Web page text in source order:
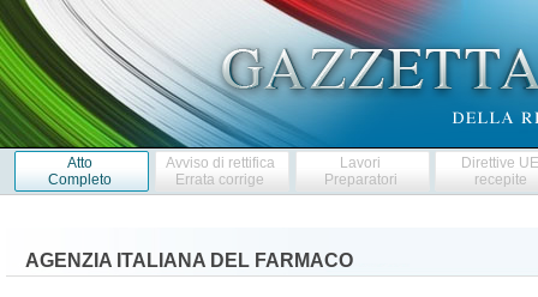
Atto
Completo
Avviso di rettifica
Errata corrige
Lavori
Preparatori
Direttive
recepite
AGENZIA ITALIANA DEL FARMACO